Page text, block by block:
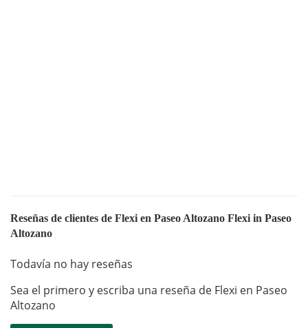
Reseñas de clientes de Flexi en Paseo Altozano Flexi in Paseo
Altozano
Todavía no hay reseñas
Sea el primero y escriba una reseña de Flexi en Paseo
Altozano